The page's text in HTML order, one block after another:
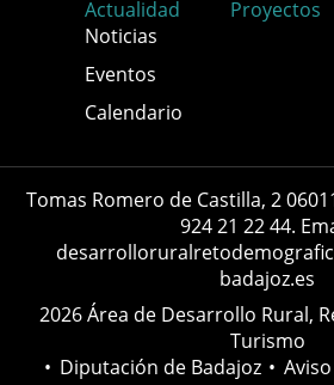
Actualidad
Noticias
Eventos
Calendario
Proyectos
Tomas Romero de Castilla, 2
924 21 22 44.
badajoz.es
2026 Área de Desarrollo Rural,
Turismo
• Diputación de Badajoz •